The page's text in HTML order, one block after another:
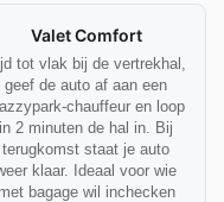
Valet Comfort
tot vlak bij de vertrekhal,
geef de auto af aan een
chauffeur en loop
in 2 minuten de hal in. Bij
terugkomst staat je auto
klaar. Ideaal voor wie
met bagage wil inchecken